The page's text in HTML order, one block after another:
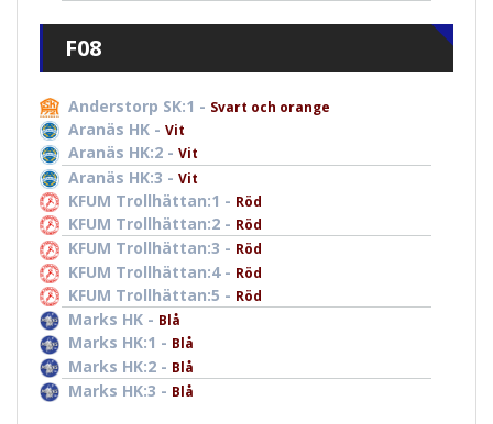
F08
Anderstorp SK:1 - Svart och orange
Aranäs HK - Vit
Aranäs HK:2 - Vit
Aranäs HK:3 - Vit
KFUM Trollhättan:1 - Röd
KFUM Trollhättan:2 - Röd
KFUM Trollhättan:3 - Röd
KFUM Trollhättan:4 - Röd
KFUM Trollhättan:5 - Röd
Marks HK - Blå
Marks HK:1 - Blå
Marks HK:2 - Blå
Marks HK:3 - Blå